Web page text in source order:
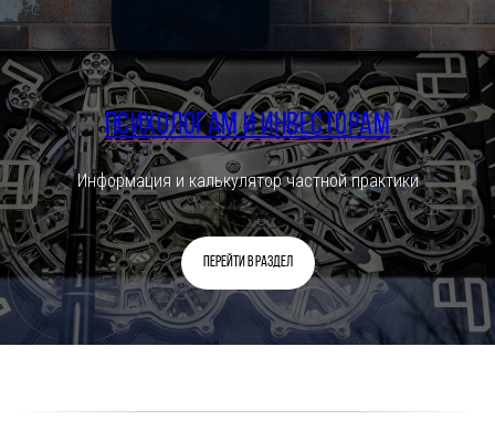
Психологам и инвесторам
Информация и калькулятор частной практики
Перейти в раздел